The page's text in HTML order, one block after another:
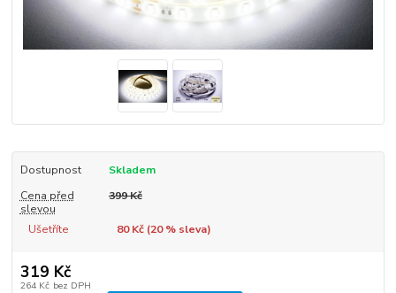
Dostupnost
Skladem
Cena před
slevou
399 Kč
Ušetříte 80 Kč (20% sleva)
319 Kč
264 Kč bez DPH